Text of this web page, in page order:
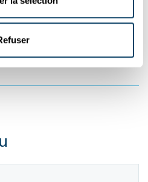
Hansen, a présenté le contrat
pluriannuelles